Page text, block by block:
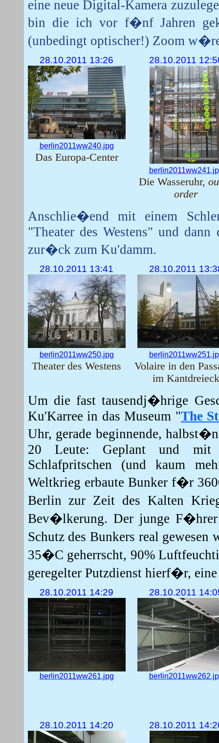
eine neue Digital-Kamera
bin die ich vor f�nf Jahren
(unbedingt optischer!) Zoom
28.10.2011 13:26
berlin2011ww240.jpg
Das Europa-Center
28.10.2011
Die Wasseruhr,
order
Anschlie�end mit einem
"Theater des Westens" und
zur�ck zum Ku'damm.
28.10.2011 13:41
berlin2011ww250.jpg
Theater des Westens
28.10.2011
Volaire in den
im Kantdreieck
Um die fast tausendj�hrige
Ku'Karree in das Museum "The
Uhr, gerade beginnende,
20 Leute: Geplant und mit
Schlafpritschen (und kaum
Weltkrieg erbaute Bunker f�r
Berlin zur Zeit des Kalten
Bev�lkerung. Der junge
Schutz des Bunkers real
35�C geherrscht, 90%
geregelter Putzdienst hierf�r,
28.10.2011 14:29
berlin2011ww261.jpg
28.10.2011
28.10.2011 14:20 28.10.2011